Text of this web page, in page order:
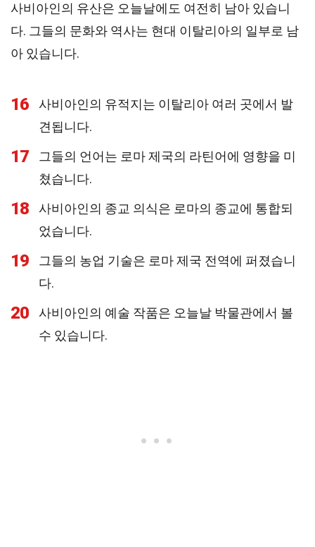
사비아인의 유산은 오늘날에도 여전히 남아 있습니
다. 그들의 문화와 역사는 현대 이탈리아의 일부로 남
아 있습니다.
16
사비아인의 유적지는 이탈리아 여러 곳에서 발
견됩니다.
17
그들의 언어는 로마 제국의 라틴어에 영향을 미
쳤습니다.
18
사비아인의 종교 의식은 로마의 종교에 통합되
었습니다.
19
그들의 농업 기술은 로마 제국 전역에 퍼졌습니
다.
20
사비아인의 예술 작품은 오늘날 박물관에서 볼
수 있습니다.